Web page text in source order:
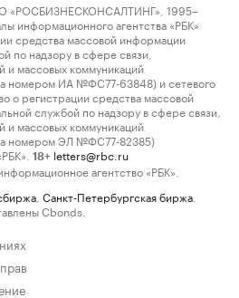
1995–
информационного агентства «РБК»
средства массовой информации
по надзору в сфере связи,
и массовых коммуникаций
номером ИА №ФС77-63848) и сетевого
о регистрации средства массовой
службой по надзору в сфере связи,
и массовых коммуникаций
номером ЭЛ №ФС77-82385)
18+ letters@rbc.ru
агентство «РБК».
Санкт-Петербургская биржа
Cbonds.